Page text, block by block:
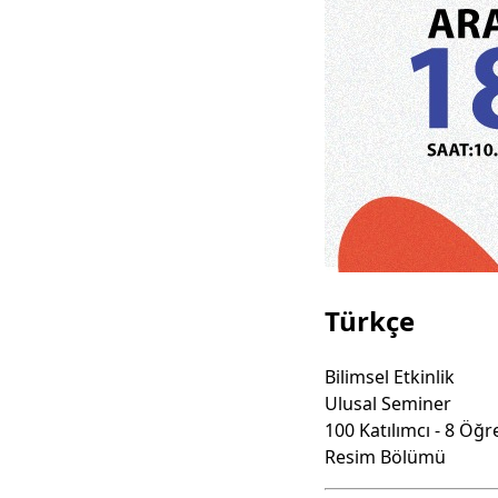
Türkçe
Bilimsel Etkinlik
Ulusal Seminer
100 Katılımcı - 8
Resim Bölümü